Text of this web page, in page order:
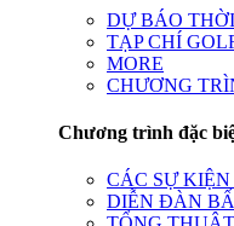
DỰ BÁO
TẠP CHÍ
MORE
CHƯƠNG
Chương trình đặc
CÁC SỰ
DIỄN ĐÀN